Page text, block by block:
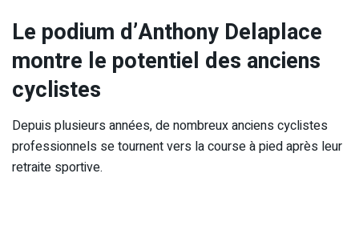
Le podium d’Anthony Delaplace
montre le potentiel des anciens
cyclistes
Depuis plusieurs années, de nombreux anciens cyclistes
professionnels se tournent vers la course à pied après leur
retraite sportive.